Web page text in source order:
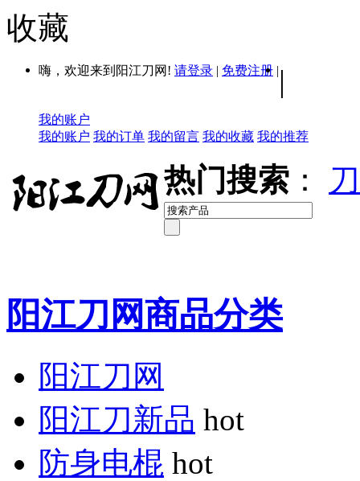
收藏
嗨，欢迎来到阳江刀网! 请登录 | 免费注册 | |
我的账户
我的账户 我的订单 我的留言 我的收藏 我的推荐
热门搜索 ：
阳江刀网商品分类
阳江刀网
阳江刀新品 hot
防身电棍 hot